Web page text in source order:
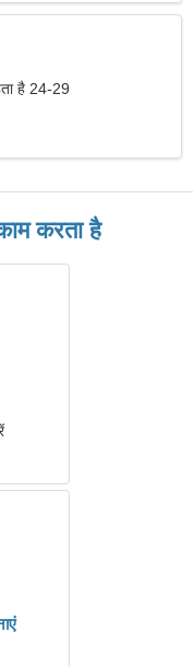
है 24-29
करता है